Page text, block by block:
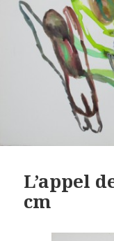
L’appel
cm